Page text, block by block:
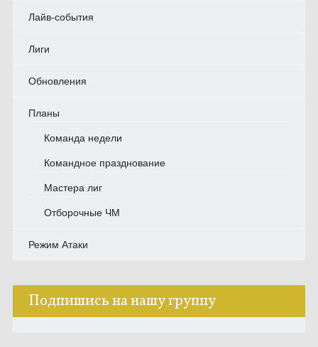
Лайв-события
Лиги
Обновления
Планы
Команда недели
Командное празднование
Мастера лиг
Отборочные ЧМ
Режим Атаки
Подпишись на нашу группу